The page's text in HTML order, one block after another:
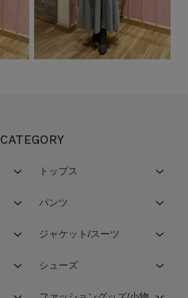
CATEGORY
トップス
パンツ
ジャケット/スーツ
シューズ